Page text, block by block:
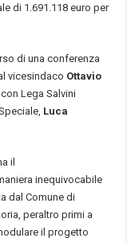
di 1.691.118 euro per
di una conferenza
vicesindaco Ottavio
Lega Salvini
Luca
il
inequivocabile
dal Comune di
peraltro primi a
il progetto